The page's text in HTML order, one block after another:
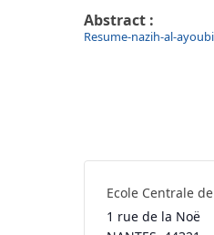
Abstract :
Resume-nazih-al-ayoubi
Ecole Centrale
1 rue de la Noë